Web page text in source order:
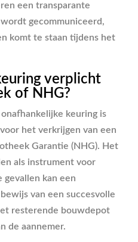
een transparante
gecommuniceerd,
komt te staan tijdens het
verplicht
of NHG?
keuring is
het verkrijgen van een
Garantie (NHG). Het
als instrument voor
gevallen kan een
van een succesvolle
resterende bouwdepot
de aannemer.